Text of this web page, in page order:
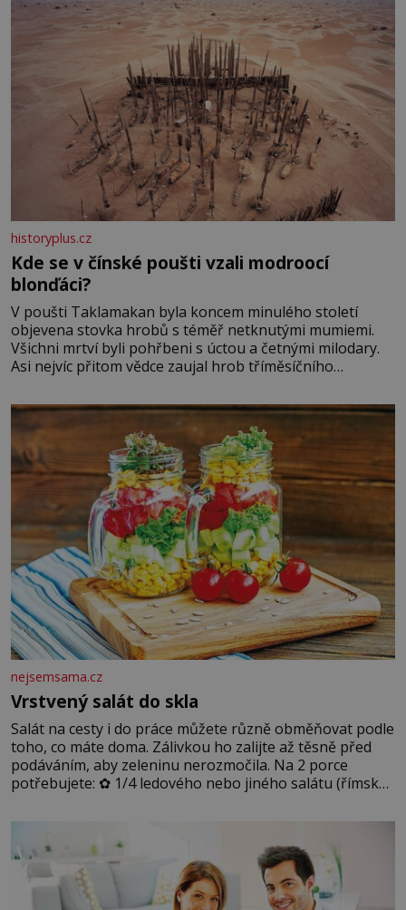
historyplus.cz
Kde se v čínské poušti vzali modroocí
blonďáci?
V poušti Taklamakan byla koncem minulého století
objevena stovka hrobů s téměř netknutými mumiemi.
Všichni mrtví byli pohřbeni s úctou a četnými milodary.
Asi nejvíc přitom vědce zaujal hrob tříměsíčního
blonďaté vlásky. Fakt, že jsou těla dávných lidí nesmírně
dobře zachovalá, přičítají odborníci zdejším klimatickým
podmínkám. Sucho, prosolené písky a extrémně
nejsemsama.cz
Vrstvený salát do skla
Salát na cesty i do práce můžete různě obměňovat podle
toho, co máte doma. Zálivkou ho zalijte až těsně před
podáváním, aby zeleninu nerozmočila. Na 2 porce
potřebujete: ✿ 1/4 ledového nebo jiného salátu (římský
okurky ✿ 2 rajčata Zálivka: ✿ 4 lžíce olivového oleje ✿ 1
lžíci citronové šťávy ✿ ½ stroužku